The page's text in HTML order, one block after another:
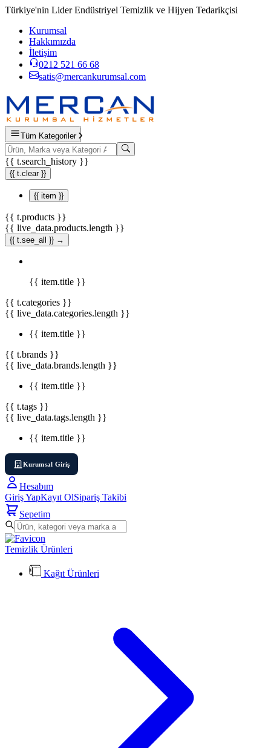
Türkiye'nin Lider Endüstriyel Temizlik ve Hijyen Tedarikçisi
Kurumsal
Hakkımızda
İletişim
0212 521 66 68
satis@mercankurumsal.com
Tüm Kategoriler
{{ t.search_history }}
{{ t.clear }}
{{ item }}
{{ t.products }}
{{ live_data.products.length }}
{{ t.see_all }} →
{{ item.title }}
{{ t.categories }}
{{ live_data.categories.length }}
{{ item.title }}
{{ t.brands }}
{{ live_data.brands.length }}
{{ item.title }}
{{ t.tags }}
{{ live_data.tags.length }}
{{ item.title }}
Kurumsal Giriş
Hesabım
Giriş YapKayıt OlSipariş Takibi
Sepetim
Temizlik Ürünleri
Kağıt Ürünleri